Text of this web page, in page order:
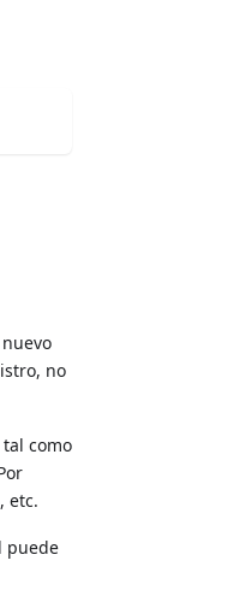
no
como
etc.
puede